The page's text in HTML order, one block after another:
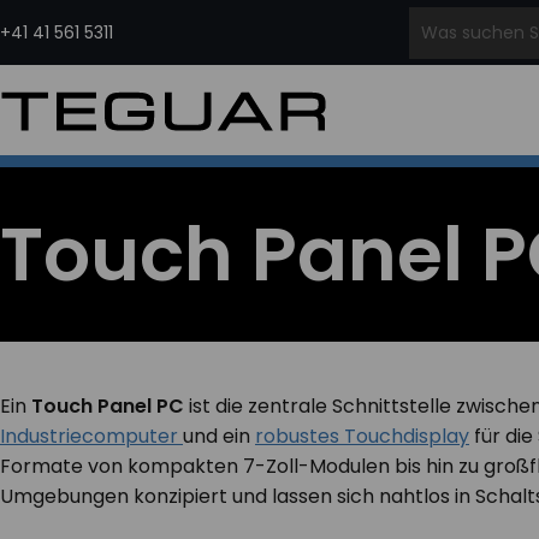
Inhalt
springen
+41 41 561 5311
INDUSTRIECOMPUTER &
DISPLAYS
Panel-PCs
Industrielle Displays
Wasserdichte Monitore
Open Frame Computer
PCs
PCs
INDUSTRIELLE
EDGE-KI-
KI-
Computer
Edge
Regiment
MEDIZINISCHE COMPUTER VON
TEGUAR
Stationäre Medizin-
Medizinische Tablet PCs
Touch Panel
Ein Touch Panel PC ist die zentrale Schnittstelle
Industriecomputer und ein robustes Touchdisplay für
Formate von kompakten 7-Zoll-Modulen bis hin zu
Umgebungen konzipiert und lassen sich nahtlos in